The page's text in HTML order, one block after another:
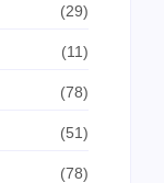
(29)
(11)
(78)
(51)
(78)